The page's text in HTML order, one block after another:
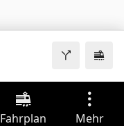
Fahrplan Mehr